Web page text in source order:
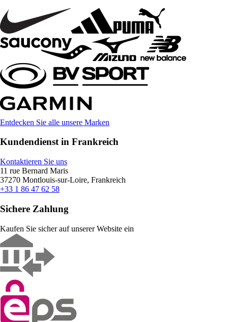
Entdecken Sie alle unsere Marken
Kundendienst in Frankreich
Kontaktieren Sie uns
11 rue Bernard Maris
37270 Montlouis-sur-Loire, Frankreich
+33 1 86 47 62 58
Sichere Zahlung
Kaufen Sie sicher auf unserer Website ein